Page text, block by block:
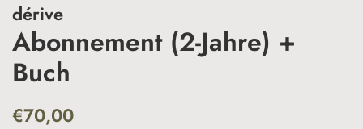
dérive
Abonnement (2-Jahre) +
Buch
Normaler
€70,00